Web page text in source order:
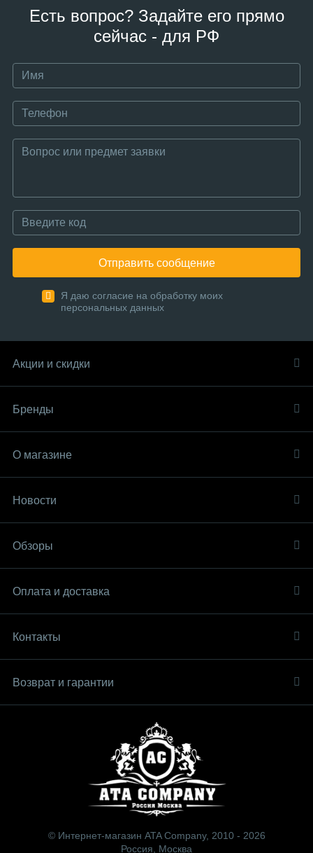
Есть вопрос? Задайте его прямо
сейчас - для РФ
Отправить сообщение
Я даю согласие на обработку моих
персональных данных
Акции и скидки
Бренды
О магазине
Новости
Обзоры
Оплата и доставка
Контакты
Возврат и гарантии
© Интернет-магазин ATA Company, 2010 - 2026
Россия, Москва